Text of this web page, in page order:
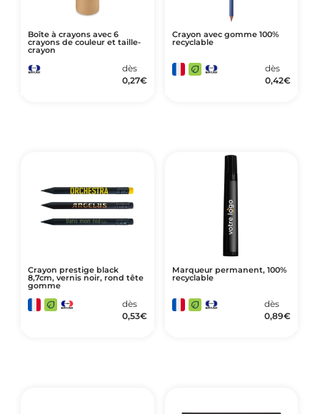
Boîte à crayons avec 6
crayons de couleur et taille-
crayon
dès
0,27€
Crayon avec gomme 100%
recyclable
dès
0,42€
Crayon prestige black
8,7cm, vernis noir, rond tête
gomme
dès
0,53€
Marqueur permanent, 100%
recyclable
dès
0,89€